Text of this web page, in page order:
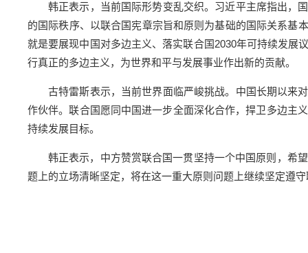
韩正表示，当前国际形势变乱交织。习近平主席指出，
的国际秩序、以联合国宪章宗旨和原则为基础的国际关系基
就是要展现中国对多边主义、落实联合国2030年可持续发展
行真正的多边主义，为世界和平与发展事业作出新的贡献。
古特雷斯表示，当前世界面临严峻挑战。中国长期以来
作伙伴。联合国愿同中国进一步全面深化合作，捍卫多边主
持续发展目标。
韩正表示，中方赞赏联合国一贯坚持一个中国原则，希
题上的立场清晰坚定，将在这一重大原则问题上继续坚定遵